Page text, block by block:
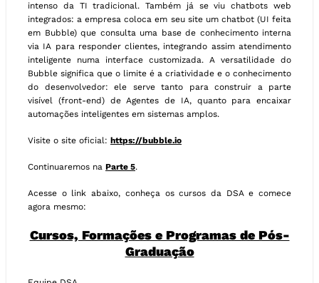
intenso da TI tradicional. Também já se viu chatbots web
integrados: a empresa coloca em seu site um chatbot (UI feita
em Bubble) que consulta uma base de conhecimento interna
via IA para responder clientes, integrando assim atendimento
inteligente numa interface customizada. A versatilidade do
Bubble significa que o limite é a criatividade e o conhecimento
do desenvolvedor: ele serve tanto para construir a parte
visível (front-end) de Agentes de IA, quanto para encaixar
automações inteligentes em sistemas amplos.
Visite o site oficial: https://bubble.io
Continuaremos na Parte 5.
Acesse o link abaixo, conheça os cursos da DSA e comece
agora mesmo:
Cursos, Formações e Programas de Pós-
Graduação